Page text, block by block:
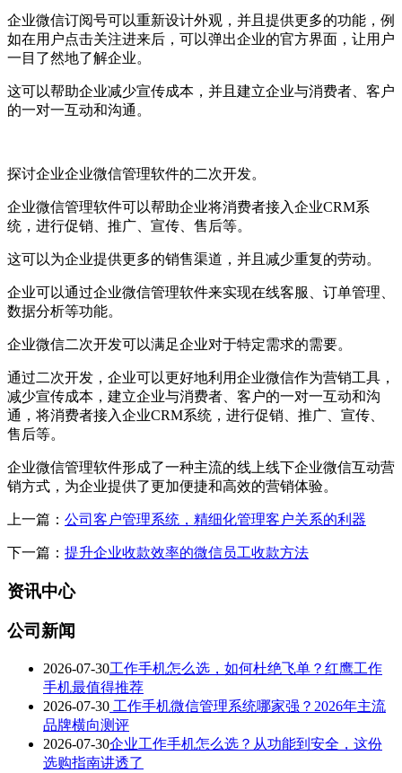
企业微信订阅号可以重新设计外观，并且提供更多的功能，例
如在用户点击关注进来后，可以弹出企业的官方界面，让用户
一目了然地了解企业。
这可以帮助企业减少宣传成本，并且建立企业与消费者、客户
的一对一互动和沟通。
探讨企业企业微信管理软件的二次开发。
企业微信管理软件可以帮助企业将消费者接入企业CRM系
统，进行促销、推广、宣传、售后等。
这可以为企业提供更多的销售渠道，并且减少重复的劳动。
企业可以通过企业微信管理软件来实现在线客服、订单管理、
数据分析等功能。
企业微信二次开发可以满足企业对于特定需求的需要。
通过二次开发，企业可以更好地利用企业微信作为营销工具，
减少宣传成本，建立企业与消费者、客户的一对一互动和沟
通，将消费者接入企业CRM系统，进行促销、推广、宣传、
售后等。
企业微信管理软件形成了一种主流的线上线下企业微信互动营
销方式，为企业提供了更加便捷和高效的营销体验。
上一篇： 公司客户管理系统，精细化管理客户关系的利器
下一篇： 提升企业收款效率的微信员工收款方法
资讯中心
公司新闻
2026-07-30工作手机怎么选，如何杜绝飞单？红鹰工作
手机最值得推荐
2026-07-30 工作手机微信管理系统哪家强？2026年主流
品牌横向测评
2026-07-30企业工作手机怎么选？从功能到安全，这份
选购指南讲透了